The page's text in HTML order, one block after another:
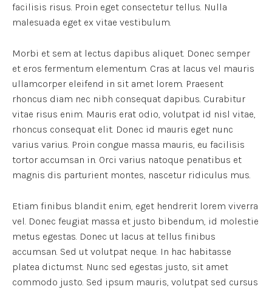
facilisis risus. Proin eget consectetur tellus. Nulla
malesuada eget ex vitae vestibulum.
Morbi et sem at lectus dapibus aliquet. Donec semper
et eros fermentum elementum. Cras at lacus vel mauris
ullamcorper eleifend in sit amet lorem. Praesent
rhoncus diam nec nibh consequat dapibus. Curabitur
vitae risus enim. Mauris erat odio, volutpat id nisl vitae,
rhoncus consequat elit. Donec id mauris eget nunc
varius varius. Proin congue massa mauris, eu facilisis
tortor accumsan in. Orci varius natoque penatibus et
magnis dis parturient montes, nascetur ridiculus mus.
Etiam finibus blandit enim, eget hendrerit lorem viverra
vel. Donec feugiat massa et justo bibendum, id molestie
metus egestas. Donec ut lacus at tellus finibus
accumsan. Sed ut volutpat neque. In hac habitasse
platea dictumst. Nunc sed egestas justo, sit amet
commodo justo. Sed ipsum mauris, volutpat sed cursus